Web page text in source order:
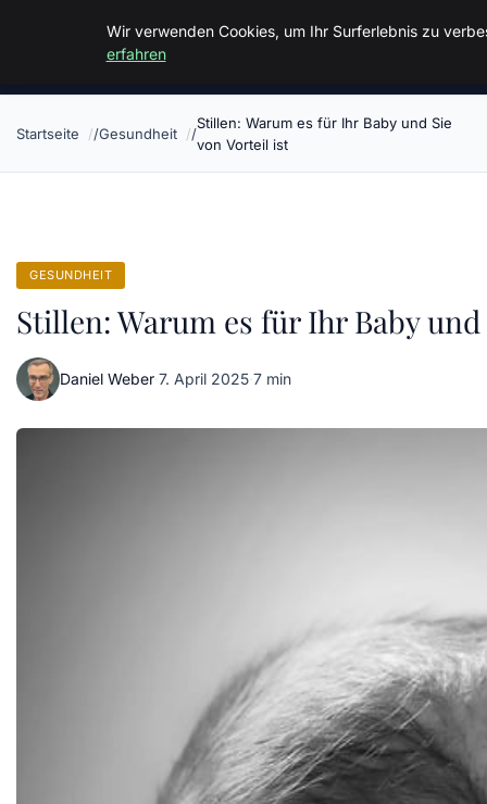
Malzminden
Startseite Gesundheit
Stillen: Warum es für Ihr Baby und Sie
von Vorteil ist
GESUNDHEIT
Stillen: Warum es für Ihr Baby
Daniel Weber·7. April 2025·7 min
Wir verwenden Cookies, um Ihr Surferlebnis zu
erfahren